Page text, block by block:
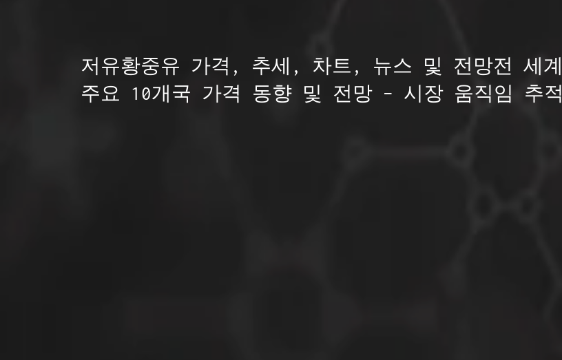
저유황중유 가격, 추세, 차트, 뉴스 및 전망전 세계
주요 10개국 가격 동향 및 전망 – 시장 움직임 추적